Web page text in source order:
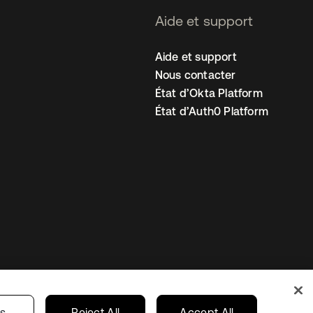
Aide et support
Aide et support
Nous contacter
État d’Okta Platform
État d’Auth0 Platform
des cookies France